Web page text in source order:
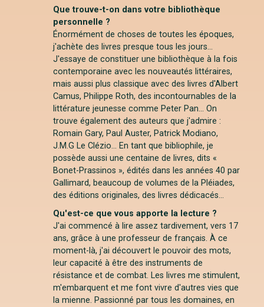
Que trouve-t-on dans votre bibliothèque
personnelle ?
Énormément de choses de toutes les époques,
j'achète des livres presque tous les jours...
J'essaye de constituer une bibliothèque à la fois
contemporaine avec les nouveautés littéraires,
mais aussi plus classique avec des livres d'Albert
Camus, Philippe Roth, des incontournables de la
littérature jeunesse comme Peter Pan... On
trouve également des auteurs que j'admire :
Romain Gary, Paul Auster, Patrick Modiano,
J.M.G Le Clézio... En tant que bibliophile, je
possède aussi une centaine de livres, dits «
Bonet-Prassinos », édités dans les années 40 par
Gallimard, beaucoup de volumes de la Pléiades,
des éditions originales, des livres dédicacés...
Qu'est-ce que vous apporte la lecture ?
J'ai commencé à lire assez tardivement, vers 17
ans, grâce à une professeur de français. À ce
moment-là, j'ai découvert le pouvoir des mots,
leur capacité à être des instruments de
résistance et de combat. Les livres me stimulent,
m'embarquent et me font vivre d'autres vies que
la mienne. Passionné par tous les domaines, en